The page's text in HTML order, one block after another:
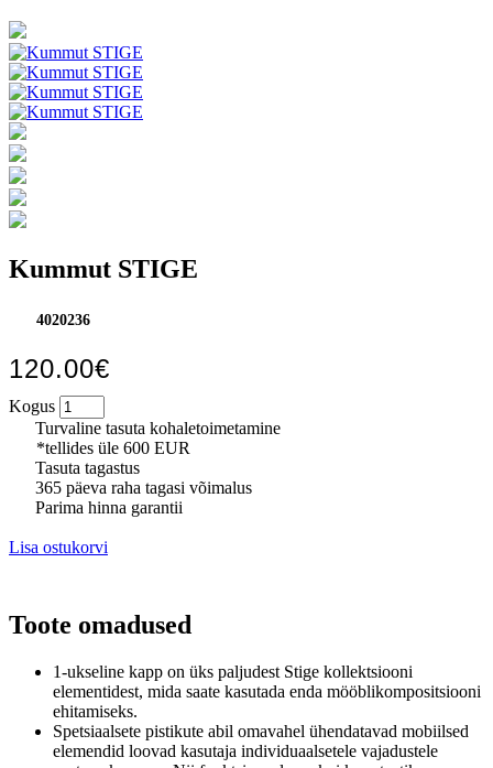
Kummut STIGE
4020236
120.00€
Kogus
Turvaline tasuta kohaletoimetamine
*tellides üle 600 EUR
Tasuta tagastus
365 päeva raha tagasi võimalus
Parima hinna garantii
Lisa ostukorvi
Toote omadused
1-ukseline kapp on üks paljudest Stige kollektsiooni
elementidest, mida saate kasutada enda mööblikompositsiooni
ehitamiseks.
Spetsiaalsete pistikute abil omavahel ühendatavad mobiilsed
elemendid loovad kasutaja individuaalsetele vajadustele